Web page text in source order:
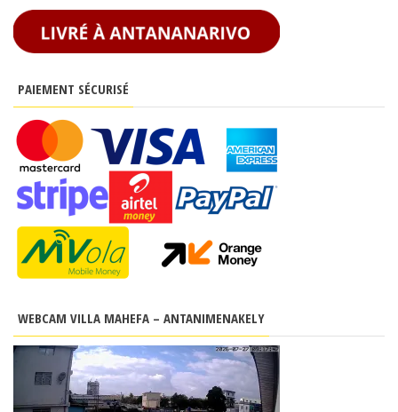
PAIEMENT SÉCURISÉ
WEBCAM VILLA MAHEFA – ANTANIMENAKELY